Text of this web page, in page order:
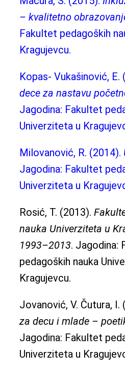
– kvalitetno
Fakultet pedagoških
Kragujevcu.
Kopas- Vukašinović, E.
dece za nastavu
Jagodina: Fakultet
Univerziteta u
Milovanović, R. (2014).
Jagodina: Fakultet
Univerziteta u
Rosić, T. (2013).
nauka Univerziteta u
1993–2013. Jagodina:
pedagoških nauka
Kragujevcu.
Jovanović, V. Čutura, I.
za decu i mlade –
Jagodina: Fakultet
Univerziteta u